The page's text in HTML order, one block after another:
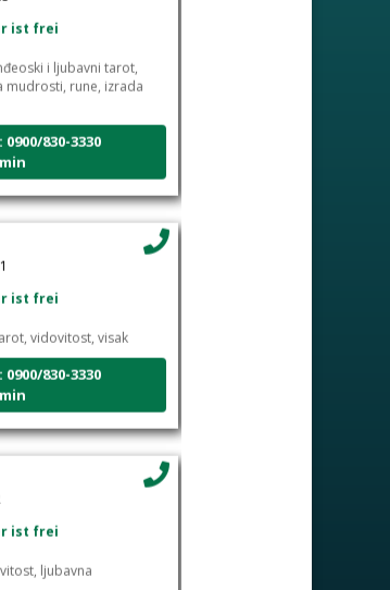
i ljubavni tarot,
mudrosti, rune, izrada
830-3330
vidovitost, visak
830-3330
ljubavna